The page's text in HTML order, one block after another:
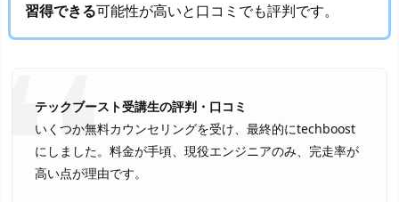
習得できる可能性が高いと口コミでも評判です。
テックブースト受講生の評判・口コミ
いくつか無料カウンセリングを受け、最終的にtechboost
にしました。料金が手頃、現役エンジニアのみ、完走率が
高い点が理由です。